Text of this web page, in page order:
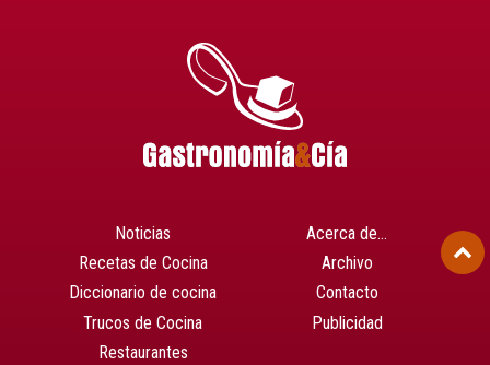
Noticias
Recetas de Cocina
Diccionario de cocina
Trucos de Cocina
Restaurantes
Acerca de…
Archivo
Contacto
Publicidad